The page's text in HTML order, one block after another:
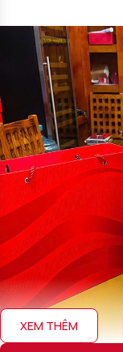
XEM THÊM